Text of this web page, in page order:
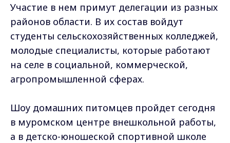
Участие в нем примут делегации из разных
районов области. В их состав войдут
студенты сельскохозяйственных колледжей,
молодые специалисты, которые работают
на селе в социальной, коммерческой,
агропромышленной сферах.
Шоу домашних питомцев пройдет сегодня
в муромском центре внешкольной работы,
а в детско-юношеской спортивной школе